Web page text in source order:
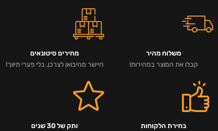
משלוח מהיר
קבלו את המוצר במהירות!
מחירים סיטונאים
היישר מהיבואן לצרכן, בלי פערי תיווך!
בחירת הלקוחות
ותק של 30 שנים